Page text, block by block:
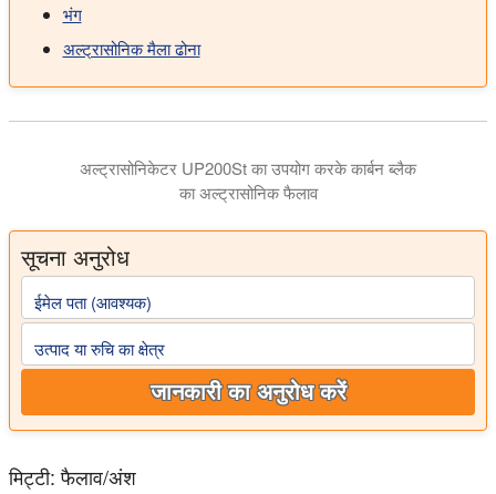
भंग
अल्ट्रासोनिक मैला ढोना
अल्ट्रासोनिकेटर UP200St का उपयोग करके कार्बन ब्लैक
का अल्ट्रासोनिक फैलाव
सूचना अनुरोध
ईमेल पता (आवश्यक)
उत्पाद या रुचि का क्षेत्र
जानकारी का अनुरोध करें
मिट्टी: फैलाव/अंश